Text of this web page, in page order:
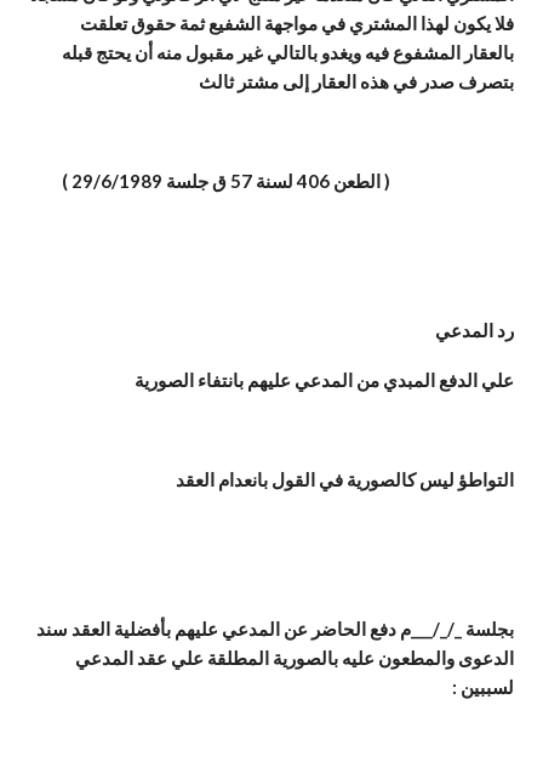
فلا يكون لهذا المشتري في مواجهة الشفيع ثمة حقوق تعلقت
بالعقار المشفوع فيه ويغدو بالتالي غير مقبول منه أن يحتج قبله
بتصرف صدر في هذه العقار إلى مشتر ثالث
( الطعن 406 لسنة 57 ق جلسة 29/6/1989 )
رد المدعي
علي الدفع المبدي من المدعي عليهم بانتفاء الصورية
التواطؤ ليس كالصورية في القول بانعدام العقد
بجلسة _/_/___م دفع الحاضر عن المدعي عليهم بأفضلية العقد سند
الدعوى والمطعون عليه بالصورية المطلقة علي عقد المدعي
لسببين :